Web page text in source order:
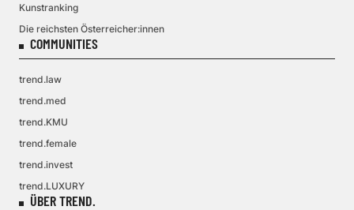
Kunstranking
Die reichsten Österreicher:innen
COMMUNITIES
trend.law
trend.med
trend.KMU
trend.female
trend.invest
trend.LUXURY
ÜBER TREND.